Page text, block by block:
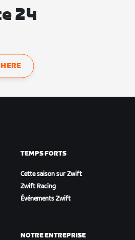
24
TEMPS FORTS
Cette saison sur Zwift
Zwift Racing
Événements Zwift
NOTRE ENTREPRISE